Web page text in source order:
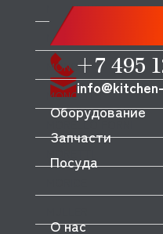
MODULINE
MONDIAL FORNI
MONO
MONOLITH
MORELLO FORNI
+7 495
Оборудование
Запчасти
Посуда
О нас